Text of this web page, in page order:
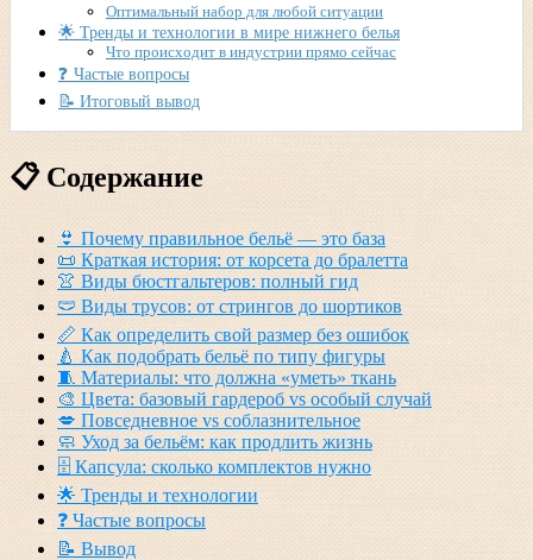
Оптимальный набор для любой ситуации
🌟 Тренды и технологии в мире нижнего белья
Что происходит в индустрии прямо сейчас
❓ Частые вопросы
📝 Итоговый вывод
📋 Содержание
👙 Почему правильное бельё — это база
📜 Краткая история: от корсета до бралетта
👚 Виды бюстгальтеров: полный гид
🩲 Виды трусов: от стрингов до шортиков
📏 Как определить свой размер без ошибок
🍐 Как подобрать бельё по типу фигуры
🧵 Материалы: что должна «уметь» ткань
🎨 Цвета: базовый гардероб vs особый случай
💋 Повседневное vs соблазнительное
🧼 Уход за бельём: как продлить жизнь
🗄️ Капсула: сколько комплектов нужно
🌟 Тренды и технологии
❓ Частые вопросы
📝 Вывод